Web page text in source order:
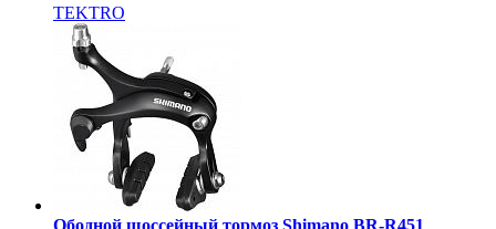
TEKTRO